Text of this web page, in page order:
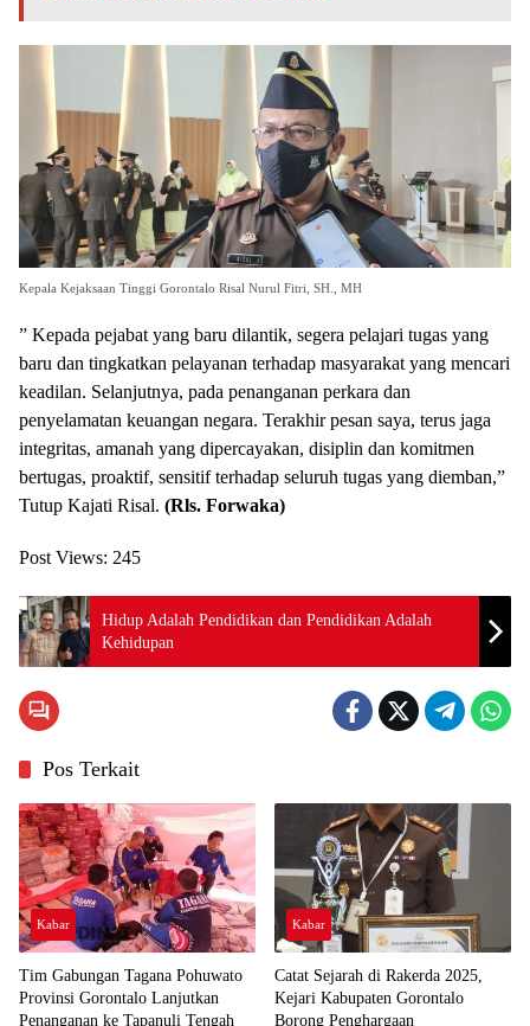
Kepala Kejaksaan Tinggi Gorontalo Risal Nurul Fitri, SH., MH
” Kepada pejabat yang baru dilantik, segera pelajari tugas yang
baru dan tingkatkan pelayanan terhadap masyarakat yang mencari
keadilan. Selanjutnya, pada penanganan perkara dan
penyelamatan keuangan negara. Terakhir pesan saya, terus jaga
integritas, amanah yang dipercayakan, disiplin dan komitmen
bertugas, proaktif, sensitif terhadap seluruh tugas yang diemban,”
Tutup Kajati Risal. (Rls. Forwaka)
Post Views: 245
Hidup Adalah Pendidikan dan Pendidikan Adalah
Kehidupan
Pos Terkait
Kabar
Tim Gabungan Tagana Pohuwato
Provinsi Gorontalo Lanjutkan
Penanganan ke Tapanuli Tengah
Kabar
Catat Sejarah di Rakerda 2025,
Kejari Kabupaten Gorontalo
Borong Penghargaan